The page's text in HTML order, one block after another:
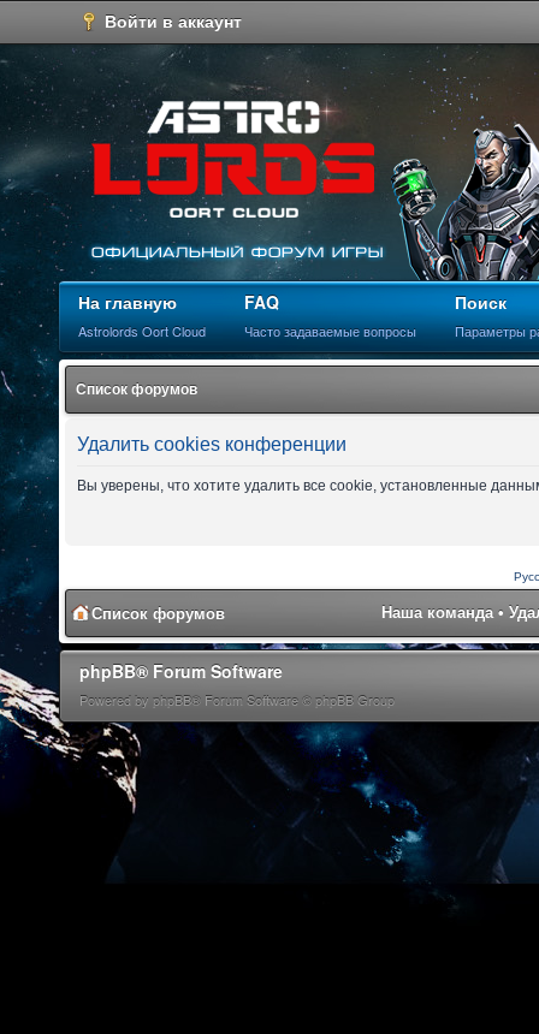
Войти в аккаунт
На главную
Astrolords Oort Cloud
FAQ
Часто задаваемые вопросы
Поиск
Параметры
Список форумов
Удалить cookies конференции
Вы уверены, что хотите удалить все cookie, установленные
Список форумов Наша команда•
phpBB® Forum Software
Powered by phpBB® Forum Software © phpBB Group